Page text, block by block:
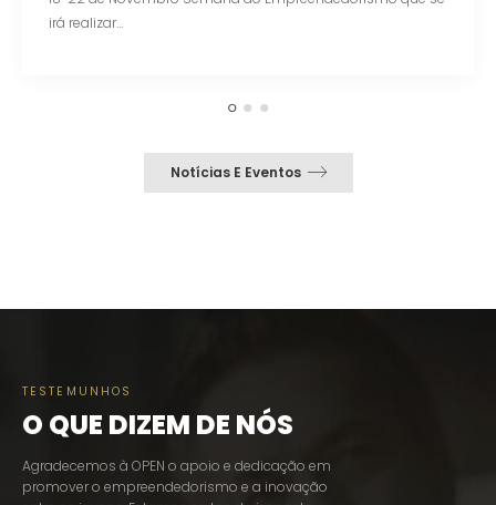
irá realizar…
Notícias E Eventos
TESTEMUNHOS
O QUE DIZEM DE NÓS
Agradecemos à OPEN o apoio e dedicação em
promover o empreendedorismo e a inovação